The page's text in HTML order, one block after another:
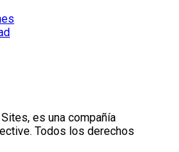
es una compañía
Todos los derechos